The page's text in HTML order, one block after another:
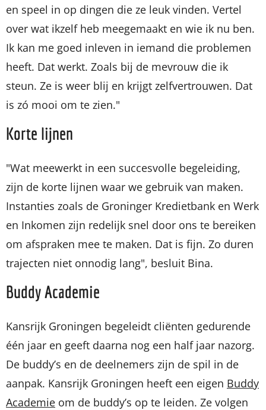
en speel in op dingen die ze leuk vinden. Vertel
over wat ikzelf heb meegemaakt en wie ik nu ben.
Ik kan me goed inleven in iemand die problemen
heeft. Dat werkt. Zoals bij de mevrouw die ik
steun. Ze is weer blij en krijgt zelfvertrouwen. Dat
is zó mooi om te zien."
Korte lijnen
"Wat meewerkt in een succesvolle begeleiding,
zijn de korte lijnen waar we gebruik van maken.
Instanties zoals de Groninger Kredietbank en Werk
en Inkomen zijn redelijk snel door ons te bereiken
om afspraken mee te maken. Dat is fijn. Zo duren
trajecten niet onnodig lang", besluit Bina.
Buddy Academie
Kansrijk Groningen begeleidt cliënten gedurende
één jaar en geeft daarna nog een half jaar nazorg.
De buddy’s en de deelnemers zijn de spil in de
aanpak. Kansrijk Groningen heeft een eigen Buddy
Academie om de buddy’s op te leiden. Ze volgen